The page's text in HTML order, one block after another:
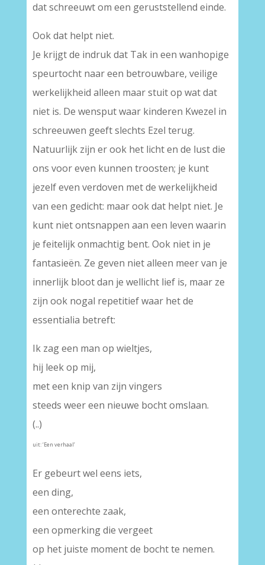
dat schreeuwt om een geruststellend einde.
Ook dat helpt niet.
Je krijgt de indruk dat Tak in een wanhopige
speurtocht naar een betrouwbare, veilige
werkelijkheid alleen maar stuit op wat dat
niet is. De wensput waar kinderen Kwezel in
schreeuwen geeft slechts Ezel terug.
Natuurlijk zijn er ook het licht en de lust die
ons voor even kunnen troosten; je kunt
jezelf even verdoven met de werkelijkheid
van een gedicht: maar ook dat helpt niet. Je
kunt niet ontsnappen aan een leven waarin
je feitelijk onmachtig bent. Ook niet in je
fantasieën. Ze geven niet alleen meer van je
innerlijk bloot dan je wellicht lief is, maar ze
zijn ook nogal repetitief waar het de
essentialia betreft:
Ik zag een man op wieltjes,
hij leek op mij,
met een knip van zijn vingers
steeds weer een nieuwe bocht omslaan.
(..)
uit: ‘Een verhaal’
Er gebeurt wel eens iets,
een ding,
een onterechte zaak,
een opmerking die vergeet
op het juiste moment de bocht te nemen.